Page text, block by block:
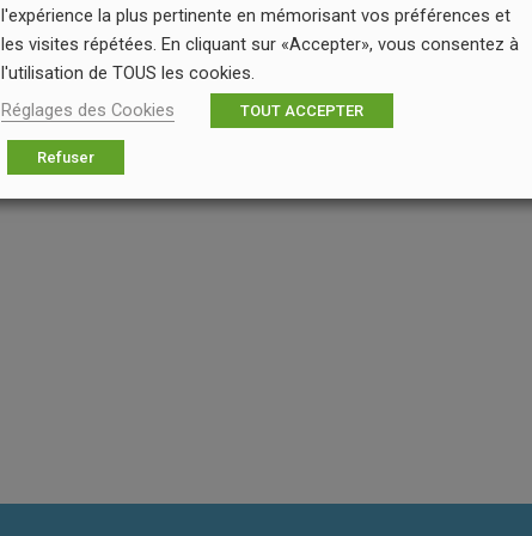
l'expérience la plus pertinente en mémorisant vos préférences et
les visites répétées. En cliquant sur «Accepter», vous consentez à
l'utilisation de TOUS les cookies.
Réglages des Cookies
TOUT ACCEPTER
Refuser